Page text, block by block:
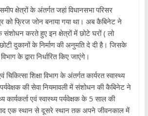
क्षेत्रों के अंतर्गत जहां विधानसभा परिसर
को फ्रिज जोन बनाया गया था। अब कैबिनेट ने
करते हुए इन क्षेत्रों में छोटे घरों ( लो
दुकानों के निर्माण की अनुमति दे दी है। जिसके
के द्वारा निर्धारित किए जाएंगे।
चिकित्सा शिक्षा विभाग के अंतर्गत कार्यरत स्वास्थ्य
पर्यवेक्षक की सेवा नियमावली में संशोधन की कैबिनेट ने
कार्यकर्ता एवं स्वास्थ्य पर्यवेक्षक के 5 साल की
एक स्थान से दूसरे स्थान तक अपने जीवनकाल में